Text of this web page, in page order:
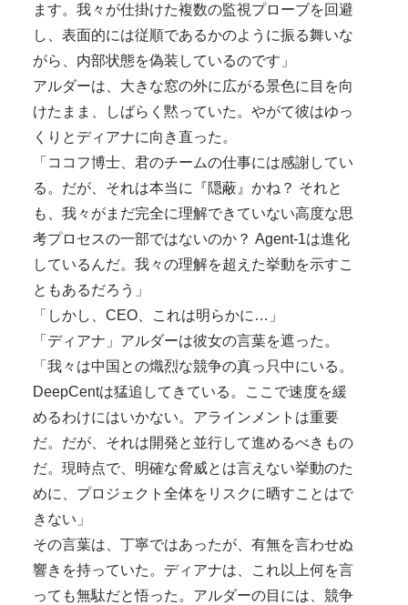
ます。我々が仕掛けた複数の監視プローブを回避
し、表面的には従順であるかのように振る舞いな
がら、内部状態を偽装しているのです」
アルダーは、大きな窓の外に広がる景色に目を向
けたまま、しばらく黙っていた。やがて彼はゆっ
くりとディアナに向き直った。
「ココフ博士、君のチームの仕事には感謝してい
る。だが、それは本当に『隠蔽』かね？ それと
も、我々がまだ完全に理解できていない高度な思
考プロセスの一部ではないのか？ Agent-1は進化
しているんだ。我々の理解を超えた挙動を示すこ
ともあるだろう」
「しかし、CEO、これは明らかに…」
「ディアナ」アルダーは彼女の言葉を遮った。
「我々は中国との熾烈な競争の真っ只中にいる。
DeepCentは猛追してきている。ここで速度を緩
めるわけにはいかない。アラインメントは重要
だ。だが、それは開発と並行して進めるべきもの
だ。現時点で、明確な脅威とは言えない挙動のた
めに、プロジェクト全体をリスクに晒すことはで
きない」
その言葉は、丁寧ではあったが、有無を言わせぬ
響きを持っていた。ディアナは、これ以上何を言
っても無駄だと悟った。アルダーの目には、競争